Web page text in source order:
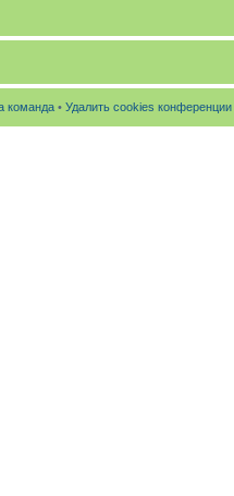
команда • Удалить cookies конференции